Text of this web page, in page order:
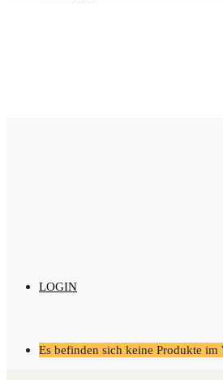
LOGIN
Es befinden sich keine Produkte im